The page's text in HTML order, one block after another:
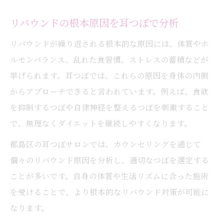
リバウンドの根本原因を耳つぼで分析
リバウンドが繰り返される根本的な原因には、体質やホ
ルモンバランス、乱れた食習慣、ストレスの蓄積などが
挙げられます。耳つぼでは、これらの原因を身体の内側
からアプローチできると言われています。例えば、食欲
を抑制するつぼや自律神経を整えるつぼを刺激すること
で、無理なくダイエットを継続しやすくなります。
都島区の耳つぼサロンでは、カウンセリングを通じて
個々のリバウンド原因を分析し、適切なつぼを選定する
ことが多いです。自身の体質や生活リズムに合った施術
を受けることで、より根本的なリバウンド対策が可能に
なります。